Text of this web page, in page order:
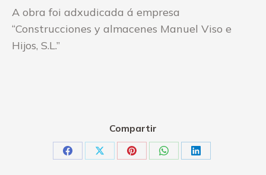
A obra foi adxudicada á empresa
“Construcciones y almacenes Manuel Viso e
Hijos, S.L.”
Compartir
Share Share Share Share Share